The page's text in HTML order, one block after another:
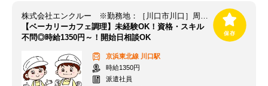
株式会社エンクルー ※勤務地：［川口市川口］周辺 / 141_sait2536_03-0000
【ベーカリーカフェ調理】未経験OK！資格・スキル
不問◎時給1350円～！開始日相談OK
京浜東北線 川口駅
時給1350円
派遣社員